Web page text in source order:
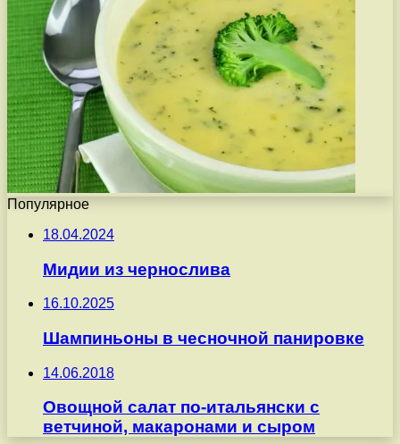
Популярное
18.04.2024
Мидии из чернослива
16.10.2025
Шампиньоны в чесночной панировке
14.06.2018
Овощной салат по-итальянски с
ветчиной, макаронами и сыром